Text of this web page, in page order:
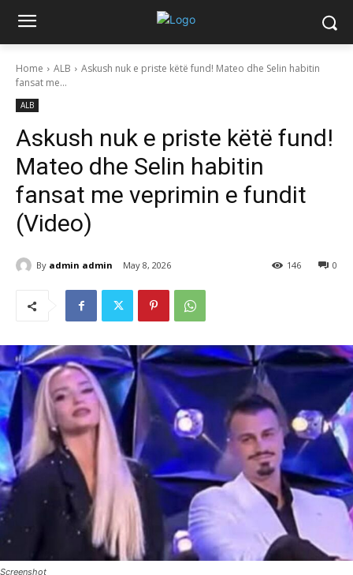
Home ALB
Askush nuk e priste këtë fund! Mateo dhe Selin habitin
fansat me...
ALB
Askush nuk e priste këtë fund!
Mateo dhe Selin habitin
fansat me veprimin e fundit
(Video)
By admin admin May 8, 2026 0
146
Screenshot